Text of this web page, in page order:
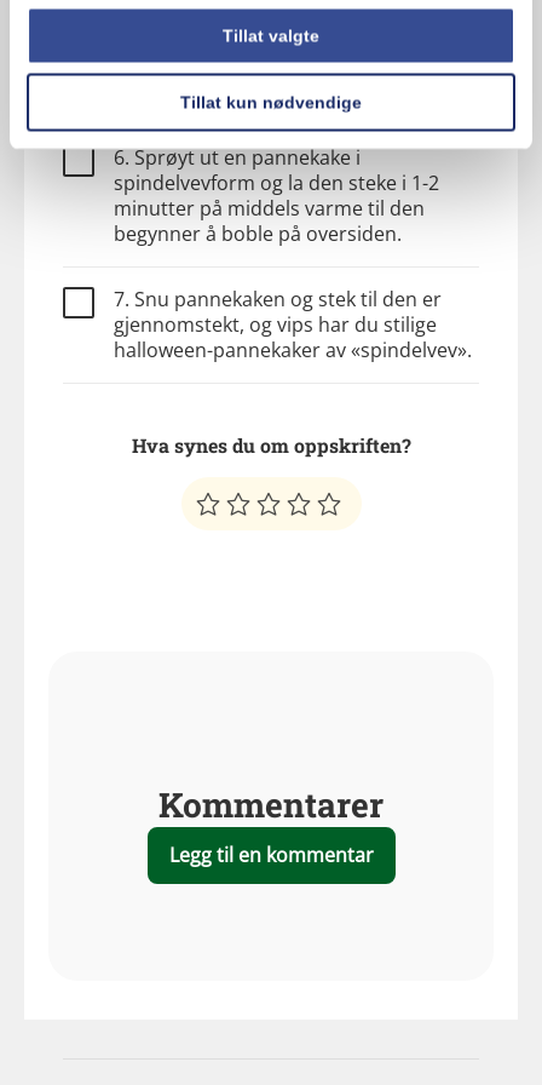
Tillat valgte
Tillat kun nødvendige
4. La røren svelle i ca. 15 minutter.
6. Sprøyt ut en pannekake i
spindelvevform og la den steke i 1-2
minutter på middels varme til den
begynner å boble på oversiden.
7. Snu pannekaken og stek til den er
gjennomstekt, og vips har du stilige
halloween-pannekaker av «spindelvev».
Hva synes du om oppskriften?
Kommentarer
Legg til en kommentar